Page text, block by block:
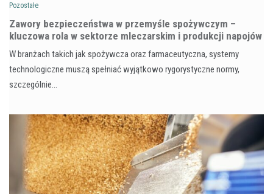
Pozostałe
Zawory bezpieczeństwa w przemyśle spożywczym –
kluczowa rola w sektorze mleczarskim i produkcji napojów
W branżach takich jak spożywcza oraz farmaceutyczna, systemy
technologiczne muszą spełniać wyjątkowo rygorystyczne normy,
szczególnie…